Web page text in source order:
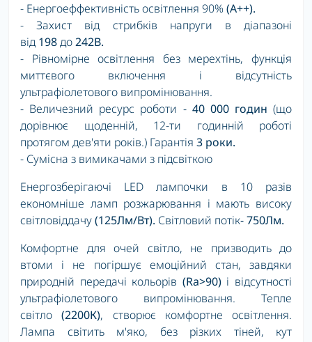
- Енергоеффективність освітлення 90%(A++).
- Захист від стрибків напруги в діапазоні
від198до242В.
- Рівномірне освітлення без мерехтінь, функція
миттєвого включення і відсутність
ультрафіолетового випромінювання.
- Величезний ресурс роботи - 40 000 годин (що
дорівнює щоденній, 12-ти годинній роботі
протягом дев'яти років.) Гарантія 3 роки.
- Сумісна з вимикачами з підсвіткою
Енергозберігаючі LED лампочки в 10 разів
економніше ламп розжарювання і мають високу
світловіддачу(125Лм/Вт). Світловий потік- 750Лм.
Комфортне для очей світло, не призводить до
втоми і не погіршує емоційний стан, завдяки
природній передачі кольорів (Ra>90)і відсутності
ультрафіолетового випромінювання. Тепле
світло(2200К), створює комфортне освітлення.
Лампа світить м'яко, без різких тіней, кут